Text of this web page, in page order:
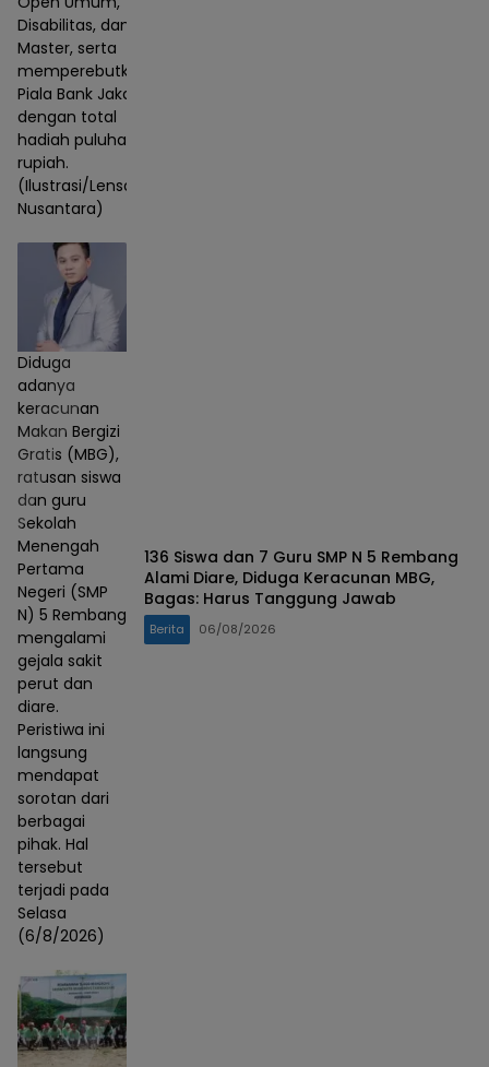
Disabilitas, dan
Master, serta
memperebutkan
Piala Bank Jakarta
dengan total
hadiah puluhan juta
rupiah.
(Ilustrasi/Lensa
Nusantara)
Diduga
adanya
keracunan
Makan Bergizi
Gratis (MBG),
ratusan siswa
dan guru
Sekolah
Menengah
Pertama
Negeri (SMP
N) 5 Rembang
mengalami
gejala sakit
perut dan
diare.
Peristiwa ini
langsung
mendapat
sorotan dari
berbagai
pihak. Hal
tersebut
terjadi pada
Selasa
(6/8/2026)
136 Siswa dan 7 Guru SMP N 5 Rembang
Alami Diare, Diduga Keracunan MBG,
Bagas: Harus Tanggung Jawab
Berita 06/08/2026